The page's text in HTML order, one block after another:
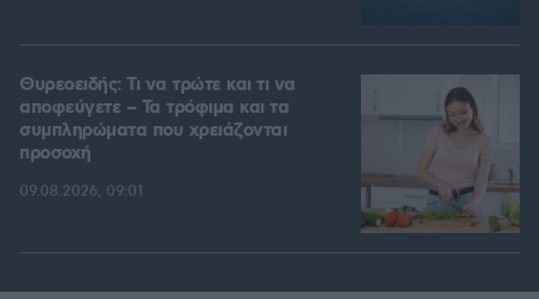
Θυρεοειδής: Τι να τρώτε και τι να
αποφεύγετε – Τα τρόφιμα και τα
συμπληρώματα που χρειάζονται
προσοχή
09.08.2026, 09:01